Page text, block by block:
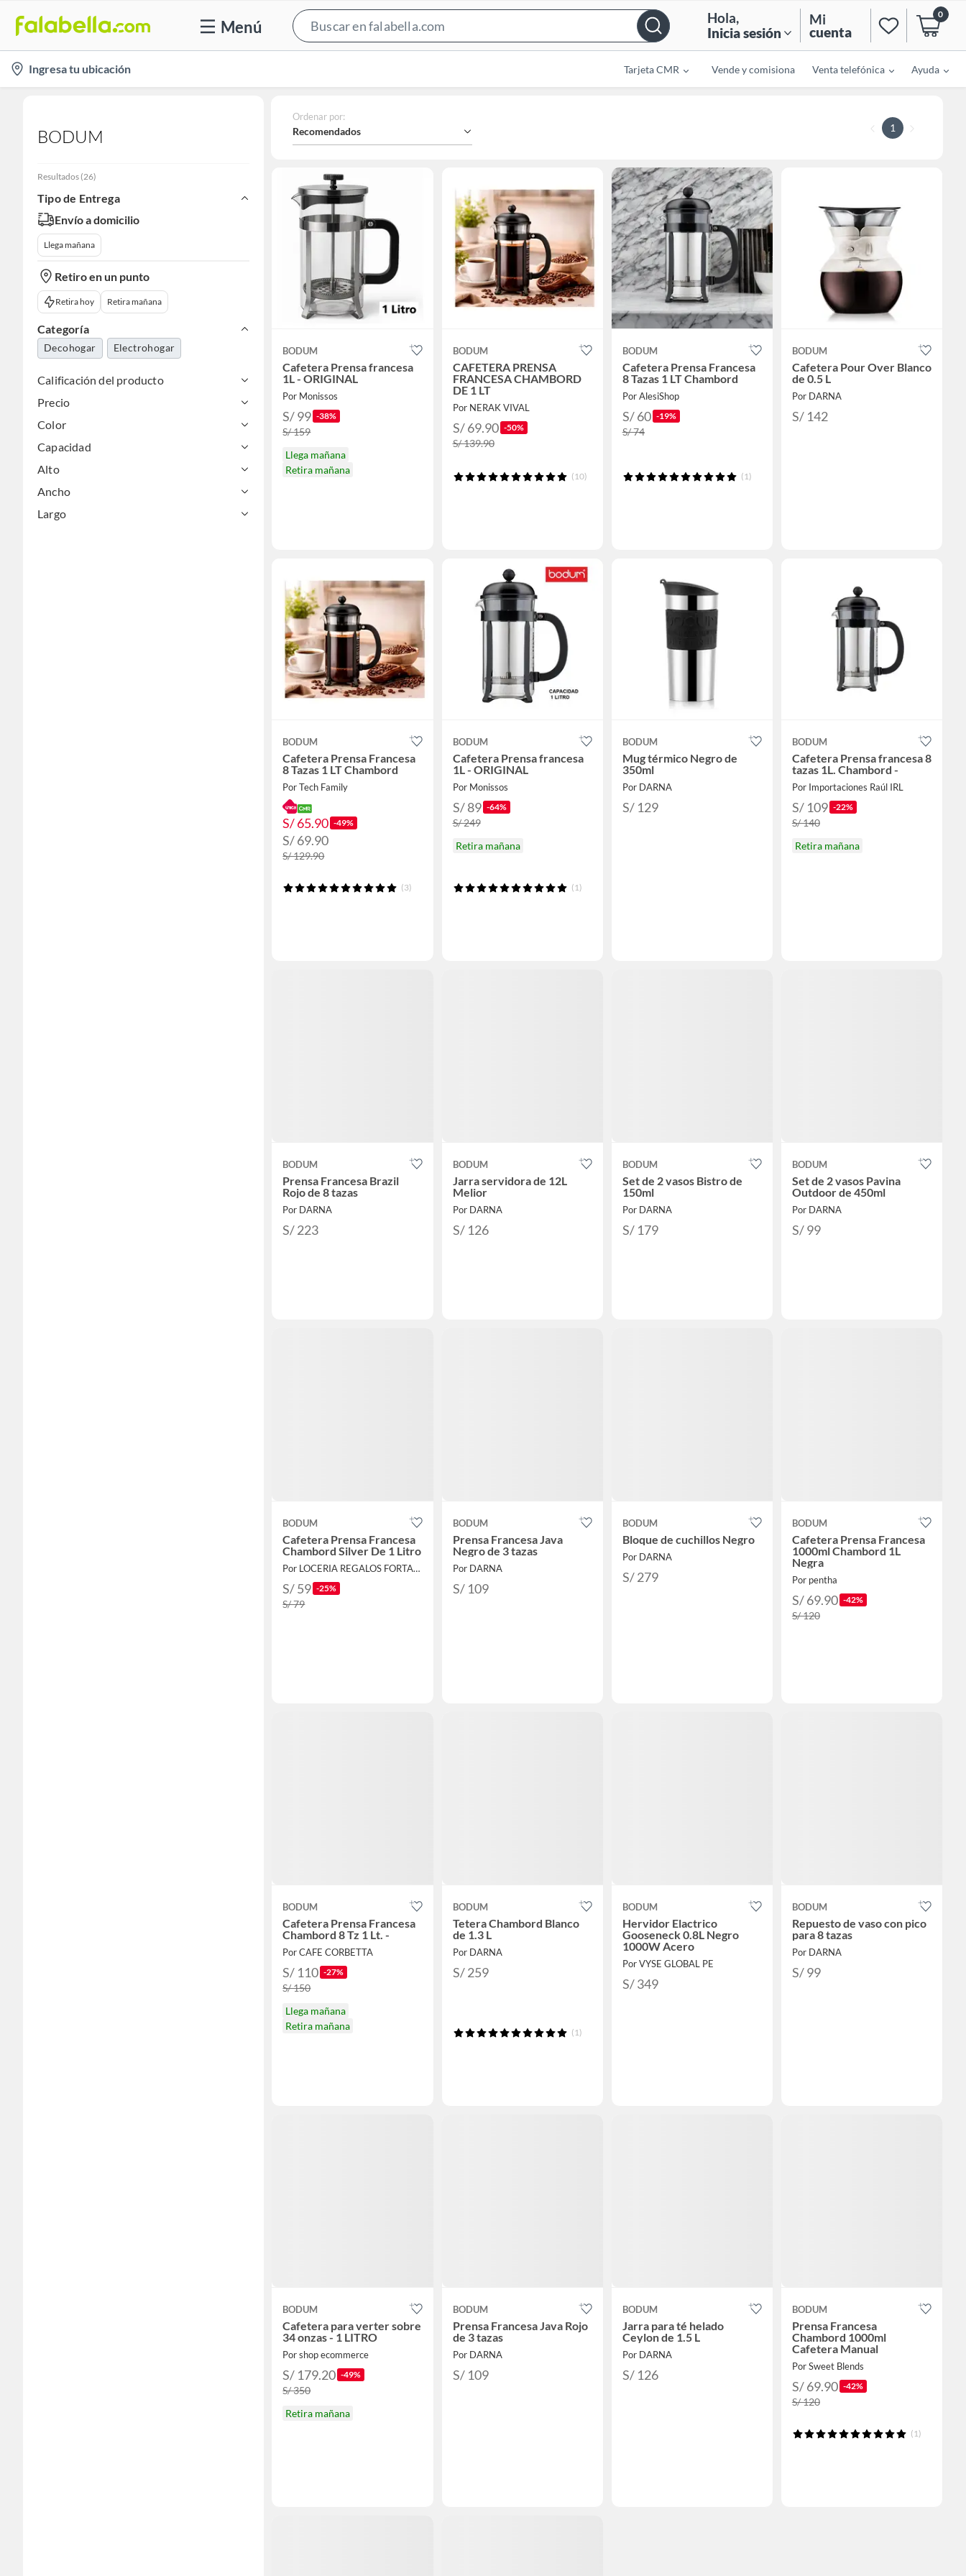
Menú
Bar
Hola,
Inicia sesión
Mi
cuenta
0
location-
icon
Ingresa tu ubicación Tarjeta CMR Vende y comisiona Venta telefónica Ayuda
BODUM
Resultados (26)
Tipo de Entrega
Envío a domicilio
Llega mañana
Retiro en un punto
Retira hoy Retira mañana
Categoría
Decohogar Electrohogar
Calificación del producto
Precio
Color
Capacidad
Alto
Ancho
Largo
Ordenar por:
Recomendados 1
BODUM
Cafetera Prensa francesa
1L - ORIGINAL
Por Monissos
S/ 99 -38%
S/ 159
Llega mañana
Retira mañana
BODUM
CAFETERA PRENSA
FRANCESA CHAMBORD
DE 1 LT
Por NERAK VIVAL
S/ 69.90 -50%
S/ 139.90
(10)
BODUM
Cafetera Prensa Francesa
8 Tazas 1 LT Chambord
Por AlesiShop
S/ 60 -19%
S/ 74
(1)
BODUM
Cafetera Pour Over Blanco
de 0.5 L
Por DARNA
S/ 142
BODUM
Cafetera Prensa Francesa
8 Tazas 1 LT Chambord
Por Tech Family
S/ 65.90 -49%
S/ 69.90
S/ 129.90
(3)
BODUM
Cafetera Prensa francesa
1L - ORIGINAL
Por Monissos
S/ 89 -64%
S/ 249
Retira mañana
(1)
BODUM
Mug térmico Negro de
350ml
Por DARNA
S/ 129
BODUM
Cafetera Prensa francesa 8
tazas 1L. Chambord -
Por Importaciones Raúl IRL
S/ 109 -22%
S/ 140
Retira mañana
BODUM
Prensa Francesa Brazil
Rojo de 8 tazas
Por DARNA
S/ 223
BODUM
Jarra servidora de 12L
Melior
Por DARNA
S/ 126
BODUM
Set de 2 vasos Bistro de
150ml
Por DARNA
S/ 179
BODUM
Set de 2 vasos Pavina
Outdoor de 450ml
Por DARNA
S/ 99
BODUM
Cafetera Prensa Francesa
Chambord Silver De 1 Litro
Por LOCERIA REGALOS FORTALEZA.
S/ 59 -25%
S/ 79
BODUM
Prensa Francesa Java
Negro de 3 tazas
Por DARNA
S/ 109
BODUM
Bloque de cuchillos Negro
Por DARNA
S/ 279
BODUM
Cafetera Prensa Francesa
1000ml Chambord 1L
Negra
Por pentha
S/ 69.90 -42%
S/ 120
BODUM
Cafetera Prensa Francesa
Chambord 8 Tz 1 Lt. -
Por CAFE CORBETTA
S/ 110 -27%
S/ 150
Llega mañana
Retira mañana
BODUM
Tetera Chambord Blanco
de 1.3 L
Por DARNA
S/ 259
(1)
BODUM
Hervidor Elactrico
Gooseneck 0.8L Negro
1000W Acero
Por VYSE GLOBAL PE
S/ 349
BODUM
Repuesto de vaso con pico
para 8 tazas
Por DARNA
S/ 99
BODUM
Cafetera para verter sobre
34 onzas - 1 LITRO
Por shop ecommerce
S/ 179.20 -49%
S/ 350
Retira mañana
BODUM
Prensa Francesa Java Rojo
de 3 tazas
Por DARNA
S/ 109
BODUM
Jarra para té helado
Ceylon de 1.5 L
Por DARNA
S/ 126
BODUM
Prensa Francesa
Chambord 1000ml
Cafetera Manual
Por Sweet Blends
S/ 69.90 -42%
S/ 120
(1)